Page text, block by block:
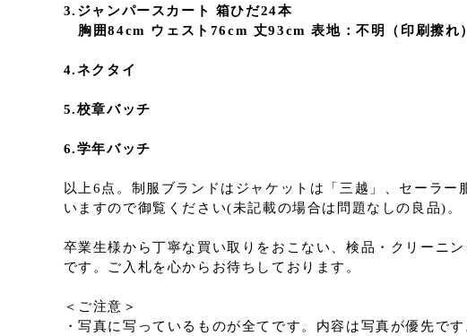
3.ジャンパースカート 箱ひだ24本
胸囲84cm ウェスト76cm 丈93cm 表地：不明（印刷擦れ
4.ネクタイ
5.校章バッチ
6.学年バッチ
以上6点。制服ブランドはジャケットは「三越」、セーラ
いますので御覧ください(未記載の場合は問題なしの良品)。
卒業生様から丁寧な買い取りをおこない、検品・クリーニ
です。ご入札を心からお待ちしております。
＜ご注意＞
・写真に写っているものが全てです。内容は写真が優先で